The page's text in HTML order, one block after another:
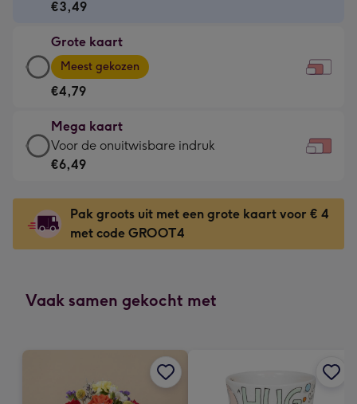
kaart
€3,49
-
Voor
kleine
gelukwens
-
160
x
120
mm
€3,49
Grote kaart
Grote
kaart
-
€4,79
-
Meest
gekozen
Dimensions:
231
x
Meest gekozen
€4,79
Mega kaart
Mega
kaart
€6,49
-
Voor
indruk
333
241
Voor de onuitwisbare indruk
€6,49
Pak groots uit met een grote kaart voor € 4
met code GROOT4
Vaak samen gekocht met